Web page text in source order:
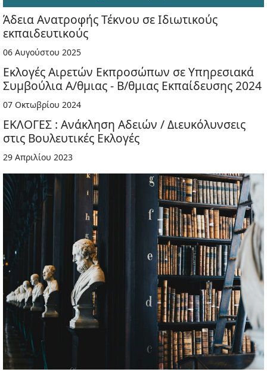
Άδεια Ανατροφής Τέκνου σε Ιδιωτικούς
εκπαιδευτικούς
06 Αυγούστου 2025
Εκλογές Αιρετών Εκπροσώπων σε Υπηρεσιακά
Συμβούλια Α/θμιας - Β/θμιας Εκπαίδευσης 2024
07 Οκτωβρίου 2024
ΕΚΛΟΓΕΣ : Ανάκληση Αδειών / Διευκόλυνσεις
στις Βουλευτικές Εκλογές
29 Απριλίου 2023